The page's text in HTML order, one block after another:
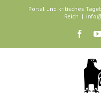
Portal und kritisches
Reich |